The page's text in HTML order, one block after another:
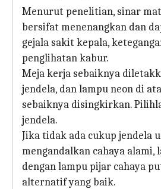
Menurut penelitian, sinar
bersifat menenangkan dan
gejala sakit kepala,
penglihatan kabur.
Meja kerja sebaiknya
jendela, dan lampu neon di
sebaiknya disingkirkan.
jendela.
Jika tidak ada cukup jendela
mengandalkan cahaya alami,
dengan lampu pijar cahaya
alternatif yang baik.